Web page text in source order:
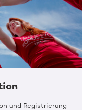
und Registrierung